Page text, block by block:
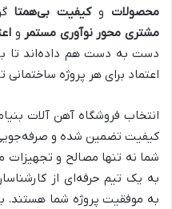
محصولات وکیفیت بی‌همتا
مشتری محور نوآوری مستمر و
دست به دست هم داده‌اند تا
اعتماد برای هر پروژه ساختمانی
انتخاب فروشگاه آهن آلات
کیفیت تضمین شده و
شما نه تنها مصالح و تجهیزات
به یک تیم حرفه‌ای از
به موفقیت پروژه شما هستند.